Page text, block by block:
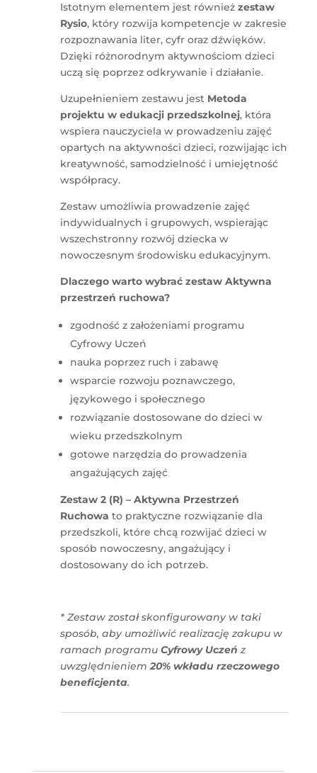
Istotnym elementem jest równieżzestaw
Rysio, który rozwija kompetencje w zakresie
rozpoznawania liter, cyfr oraz dźwięków.
Dzięki różnorodnym aktywnościom dzieci
uczą się poprzez odkrywanie i działanie.
Uzupełnieniem zestawu jest Metoda
projektu w edukacji przedszkolnej, która
wspiera nauczyciela w prowadzeniu zajęć
opartych na aktywności dzieci, rozwijając ich
kreatywność, samodzielność i umiejętność
współpracy.
Zestaw umożliwia prowadzenie zajęć
indywidualnych i grupowych, wspierając
wszechstronny rozwój dziecka w
nowoczesnym środowisku edukacyjnym.
Dlaczego warto wybrać zestaw Aktywna
przestrzeń ruchowa?
zgodność z założeniami programu
Cyfrowy Uczeń
nauka poprzez ruch i zabawę
wsparcie rozwoju poznawczego,
językowego i społecznego
rozwiązanie dostosowane do dzieci w
wieku przedszkolnym
gotowe narzędzia do prowadzenia
angażujących zajęć
Zestaw 2 (R) – Aktywna Przestrzeń
Ruchowa to praktyczne rozwiązanie dla
przedszkoli, które chcą rozwijać dzieci w
sposób nowoczesny, angażujący i
dostosowany do ich potrzeb.
* Zestaw został skonfigurowany w taki
sposób, aby umożliwić realizację zakupu w
ramach programuCyfrowy Uczeń z
uwzględnieniem20% wkładu rzeczowego
beneficjenta.